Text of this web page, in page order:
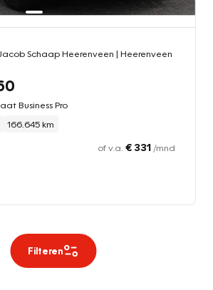
Schaap Heerenveen | Heerenveen
Business Pro
166.645 km
of v.a. € 331 /mnd
Filteren